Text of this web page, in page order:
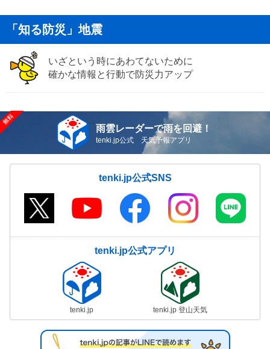
「知る防災」地震
いざという時にあわてないために
確かな情報と行動で防災力アップ
雨雲レーダーで雨を回避！
tenki.jp公式 天気予報アプリ
tenki.jp公式SNS
tenki.jp公式アプリ
tenki.jp tenki.jp 登山天気